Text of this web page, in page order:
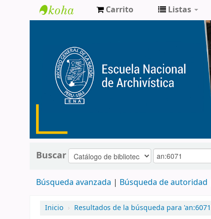
Biblioteca
ENA
Carrito Listas
Buscar
Búsqueda avanzada Búsqueda de autoridad
Inicio › Resultados de la búsqueda para